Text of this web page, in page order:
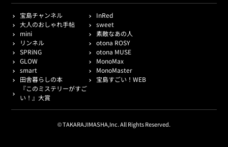
宝島チャンネル
InRed
大人のおしゃれ手帖
sweet
mini
素敵なあの人
リンネル
otona ROSY
SPRiNG
otona MUSE
GLOW
MonoMax
smart
MonoMaster
田舎暮らしの本
宝島すごい！WEB
『このミステリーがすご
い！』大賞
© TAKARAJIMASHA,Inc. All Rights Reserved.